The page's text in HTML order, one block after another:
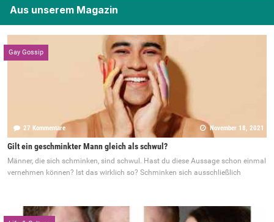
Aus unserem Magazin
Gay Gossip
27 Kommentare November 18, 2021
Gilt ein geschminkter Mann gleich als schwul?
Männer, die sich schminken, sind schwul. Hast du diese Aussage schon einmal
vernehmen können? Ist das wirklich so? Schminken sich ausschließlich